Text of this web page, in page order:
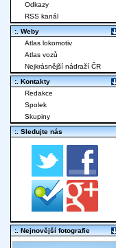
Odkazy
RSS kanál
:. Weby
Atlas lokomotiv
Atlas vozů
Nejkrásnější nádraží ČR
:. Kontakty
Redakce
Spolek
Skupiny
:. Sledujte nás
:. Nejnovější fotografie